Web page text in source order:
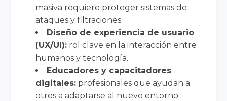
masiva requiere proteger sistemas de
ataques y filtraciones.
Diseño de experiencia de usuario
(UX/UI): rol clave en la interacción entre
humanos y tecnología.
Educadores y capacitadores
digitales: profesionales que ayudan a
otros a adaptarse al nuevo entorno